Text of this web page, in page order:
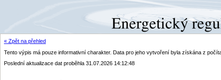
« Zpět na přehled
Tento výpis má pouze informativní charakter. Data pro jeho vytvoření byla získána z
Poslední aktualizace dat proběhla 31.07.2026 14:12:48